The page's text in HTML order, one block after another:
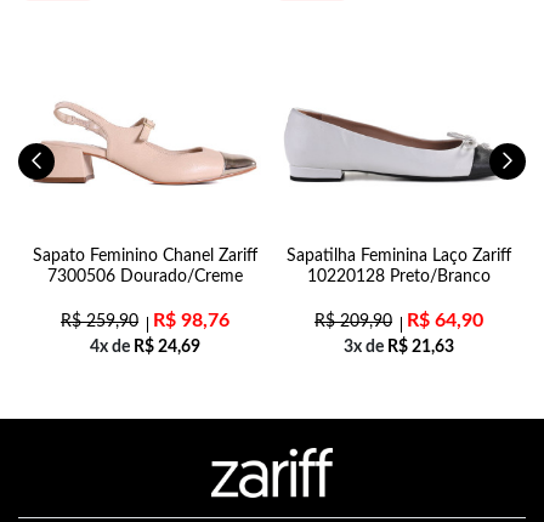
Sapato Feminino Chanel Zariff
7300506 Dourado/Creme
R$259,90 R$ 98,76
4x de R$ 24,69
Sapatilha Feminina Laço Zariff
10220128 Preto/Branco
R$209,90 R$ 64,90
3x de R$ 21,63